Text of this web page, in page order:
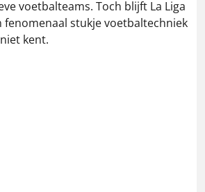
voetbalteams. Toch blijft La Liga
stukje voetbaltechniek
kent.